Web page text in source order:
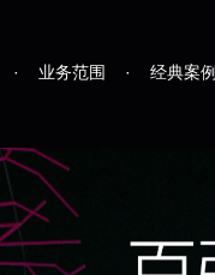
· 业务范围 · 经典案例